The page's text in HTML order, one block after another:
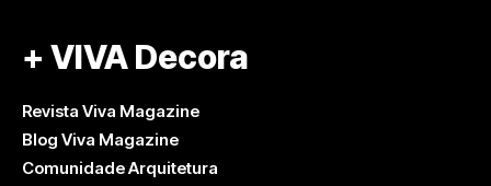
+ VIVA Decora
Revista Viva Magazine
Blog Viva Magazine
Comunidade Arquitetura